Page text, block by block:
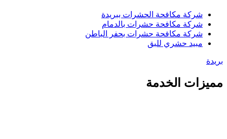
شركة مكافحة الحشرات ببريدة
شركة مكافحة حشرات بالدمام
شركة مكافحة حشرات بحفر الباطن
مبيد حشري للبق
بريدة
مميزات الخدمة